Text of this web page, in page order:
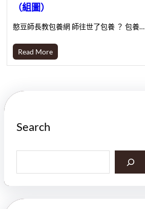
（組圖）
憨豆師長教包養網 師往世了包養 ？ 包養…
Read More
Search
a
h